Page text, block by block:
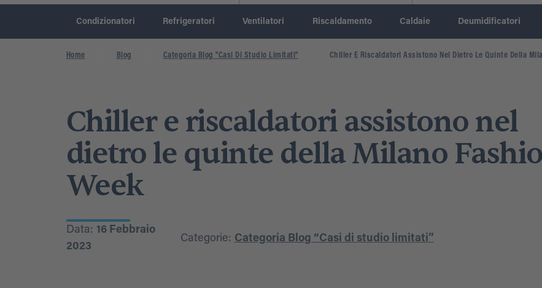
Condizionatori Refrigeratori Ventilatori Riscaldamento Caldaie Deumidificatori
Home Blog Categoria Blog "Casi Di Studio Limitati" Chiller E Riscaldatori Assistono Nel Dietro Le Quinte Della
Chiller e riscaldatori assistono nel
dietro le quinte della Milano
Week
Data: 16 Febbraio
2023
Categorie: Categoria Blog “Casi di studio limitati”